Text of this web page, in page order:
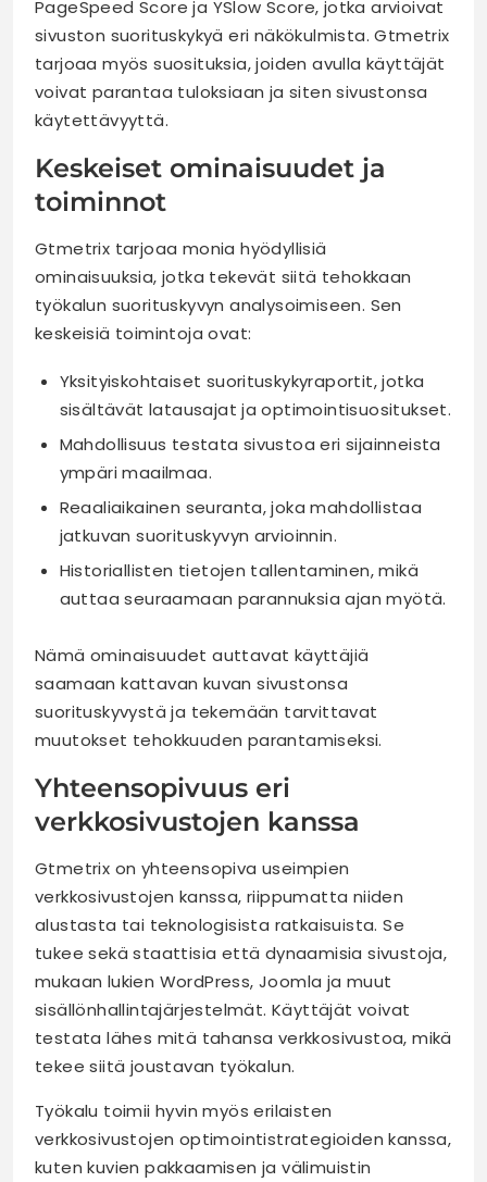
PageSpeed Score ja YSlow Score, jotka arvioivat
sivuston suorituskykyä eri näkökulmista. Gtmetrix
tarjoaa myös suosituksia, joiden avulla käyttäjät
voivat parantaa tuloksiaan ja siten sivustonsa
käytettävyyttä.
Keskeiset ominaisuudet ja
toiminnot
Gtmetrix tarjoaa monia hyödyllisiä
ominaisuuksia, jotka tekevät siitä tehokkaan
työkalun suorituskyvyn analysoimiseen. Sen
keskeisiä toimintoja ovat:
Yksityiskohtaiset suorituskykyraportit, jotka
sisältävät latausajat ja optimointisuositukset.
Mahdollisuus testata sivustoa eri sijainneista
ympäri maailmaa.
Reaaliaikainen seuranta, joka mahdollistaa
jatkuvan suorituskyvyn arvioinnin.
Historiallisten tietojen tallentaminen, mikä
auttaa seuraamaan parannuksia ajan myötä.
Nämä ominaisuudet auttavat käyttäjiä
saamaan kattavan kuvan sivustonsa
suorituskyvystä ja tekemään tarvittavat
muutokset tehokkuuden parantamiseksi.
Yhteensopivuus eri
verkkosivustojen kanssa
Gtmetrix on yhteensopiva useimpien
verkkosivustojen kanssa, riippumatta niiden
alustasta tai teknologisista ratkaisuista. Se
tukee sekä staattisia että dynaamisia sivustoja,
mukaan lukien WordPress, Joomla ja muut
sisällönhallintajärjestelmät. Käyttäjät voivat
testata lähes mitä tahansa verkkosivustoa, mikä
tekee siitä joustavan työkalun.
Työkalu toimii hyvin myös erilaisten
verkkosivustojen optimointistrategioiden kanssa,
kuten kuvien pakkaamisen ja välimuistin